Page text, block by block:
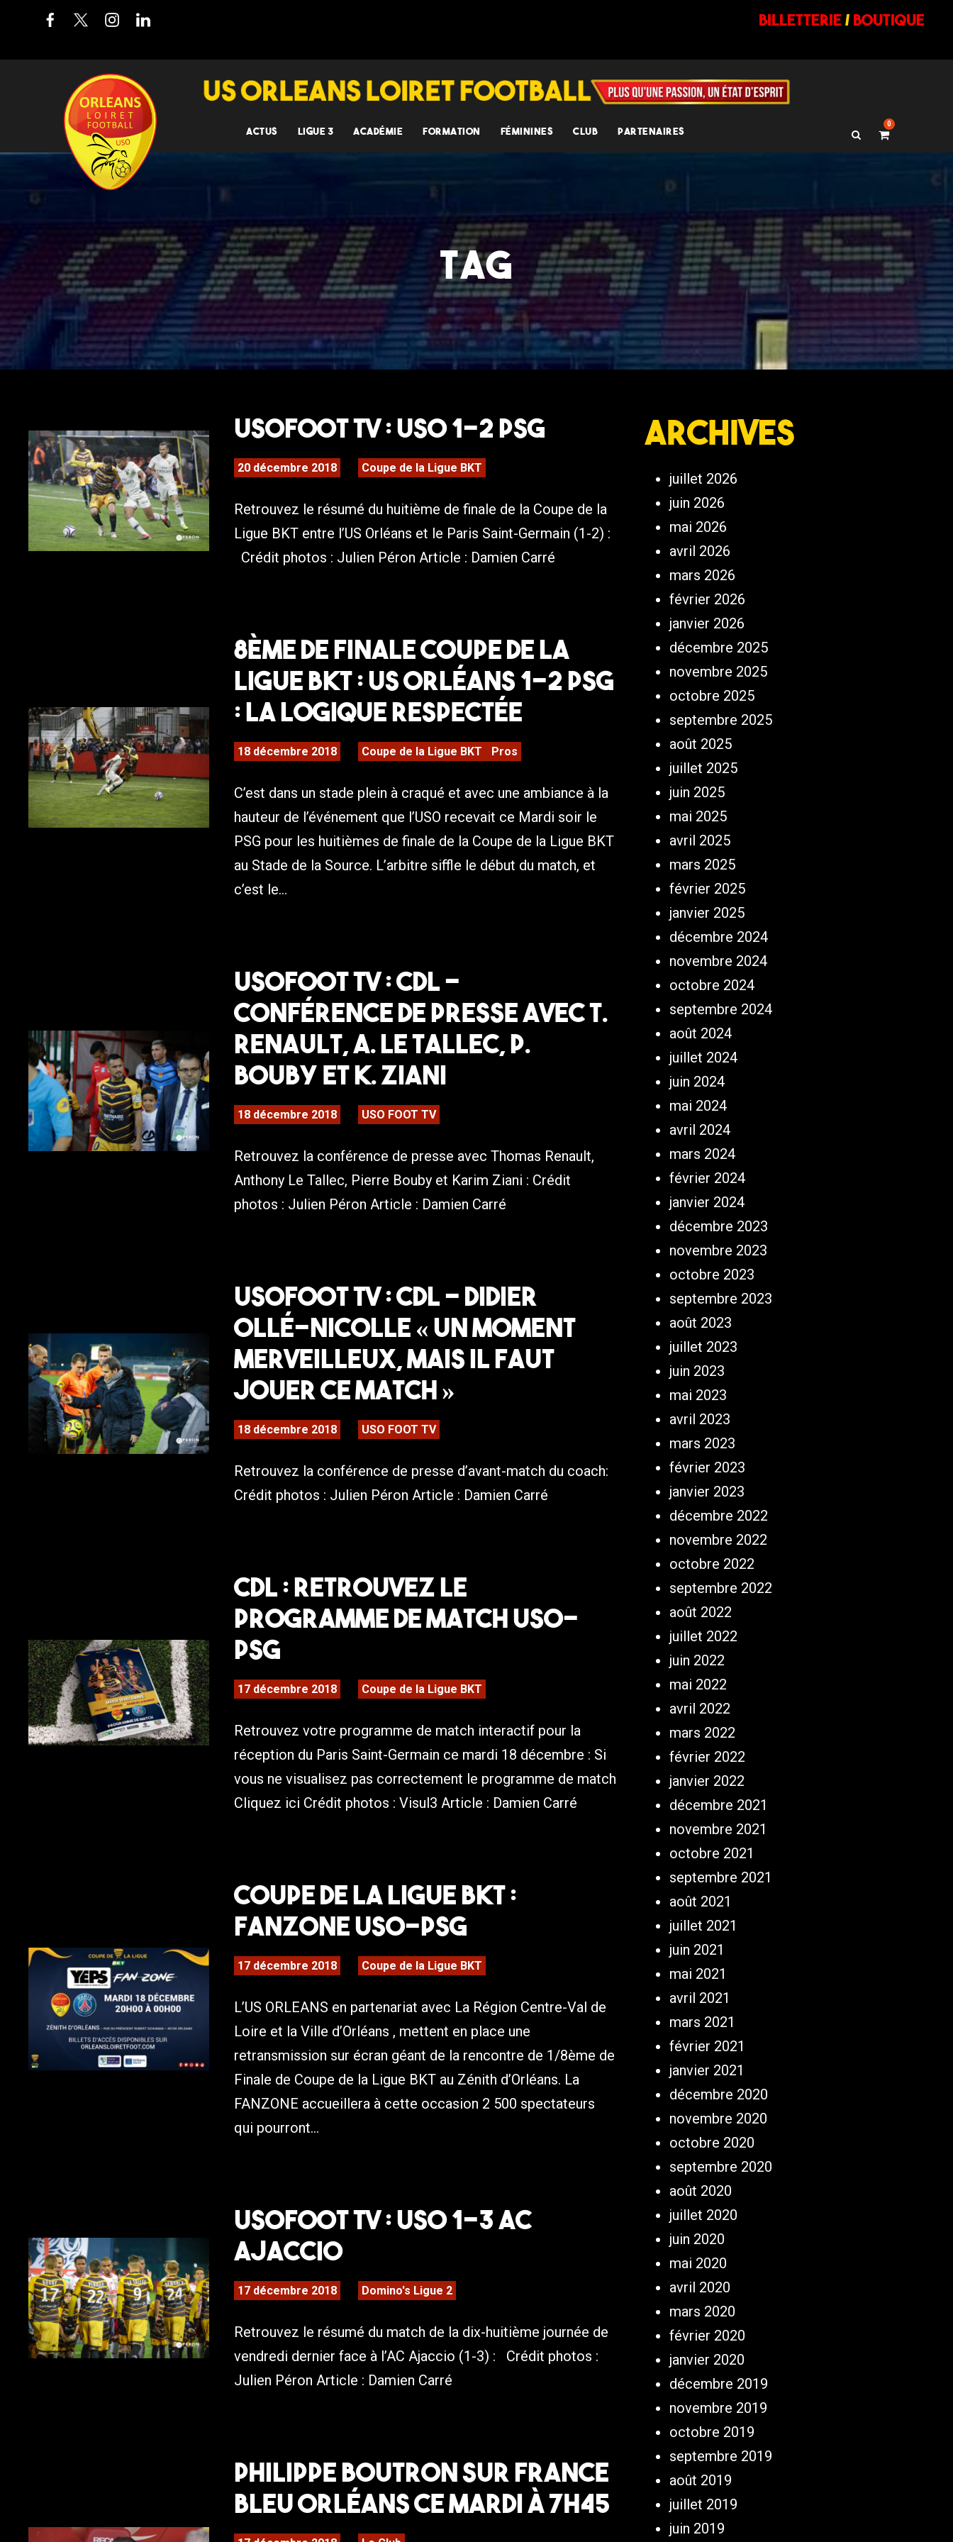
billetterie/ BOUTIQUE
ACTUS LIGUE 3 ACADÉMIE FORMATION FÉMININES CLUB PARTENAIRES
0
TAG
USOFOOT TV : USO 1-2 PSG
20 décembre 2018 Coupe de la Ligue BKT
Retrouvez le résumé du huitième de finale de la Coupe de la
Ligue BKT entre l’US Orléans et le Paris Saint-Germain (1-2) :
Crédit photos : Julien Péron Article : Damien Carré
8ème de finale Coupe de la
Ligue BKT : US Orléans 1-2 PSG
: La logique respectée
18 décembre 2018 Coupe de la Ligue BKT Pros
C’est dans un stade plein à craqué et avec une ambiance à la
hauteur de l’événement que l’USO recevait ce Mardi soir le
PSG pour les huitièmes de finale de la Coupe de la Ligue BKT
au Stade de la Source. L’arbitre siffle le début du match, et
c’est le...
USOFOOT TV : CDL –
Conférence de presse avec T.
Renault, A. Le Tallec, P.
Bouby et K. Ziani
18 décembre 2018 USO FOOT TV
Retrouvez la conférence de presse avec Thomas Renault,
Anthony Le Tallec, Pierre Bouby et Karim Ziani : Crédit
photos : Julien Péron Article : Damien Carré
USOFOOT TV : CDL – Didier
Ollé-Nicolle « Un moment
merveilleux, mais il faut
jouer ce match »
18 décembre 2018 USO FOOT TV
Retrouvez la conférence de presse d’avant-match du coach:
Crédit photos : Julien Péron Article : Damien Carré
CDL : Retrouvez le
programme de match USO-
PSG
17 décembre 2018 Coupe de la Ligue BKT
Retrouvez votre programme de match interactif pour la
réception du Paris Saint-Germain ce mardi 18 décembre : Si
vous ne visualisez pas correctement le programme de match
Cliquez ici Crédit photos : Visul3 Article : Damien Carré
Coupe de la Ligue BKT :
FANZONE USO-PSG
17 décembre 2018 Coupe de la Ligue BKT
L’US ORLEANS en partenariat avec La Région Centre-Val de
Loire et la Ville d’Orléans , mettent en place une
retransmission sur écran géant de la rencontre de 1/8ème de
Finale de Coupe de la Ligue BKT au Zénith d’Orléans. La
FANZONE accueillera à cette occasion 2 500 spectateurs
qui pourront...
USOFOOT TV : USO 1-3 AC
Ajaccio
17 décembre 2018 Domino's Ligue 2
Retrouvez le résumé du match de la dix-huitième journée de
vendredi dernier face à l’AC Ajaccio (1-3) : Crédit photos :
Julien Péron Article : Damien Carré
Philippe Boutron sur France
Bleu Orléans ce mardi à 7h45
Archives
juillet 2026
juin 2026
mai 2026
avril 2026
mars 2026
février 2026
janvier 2026
décembre 2025
novembre 2025
octobre 2025
septembre 2025
août 2025
juillet 2025
juin 2025
mai 2025
avril 2025
mars 2025
février 2025
janvier 2025
décembre 2024
novembre 2024
octobre 2024
septembre 2024
août 2024
juillet 2024
juin 2024
mai 2024
avril 2024
mars 2024
février 2024
janvier 2024
décembre 2023
novembre 2023
octobre 2023
septembre 2023
août 2023
juillet 2023
juin 2023
mai 2023
avril 2023
mars 2023
février 2023
janvier 2023
décembre 2022
novembre 2022
octobre 2022
septembre 2022
août 2022
juillet 2022
juin 2022
mai 2022
avril 2022
mars 2022
février 2022
janvier 2022
décembre 2021
novembre 2021
octobre 2021
septembre 2021
août 2021
juillet 2021
juin 2021
mai 2021
avril 2021
mars 2021
février 2021
janvier 2021
décembre 2020
novembre 2020
octobre 2020
septembre 2020
août 2020
juillet 2020
juin 2020
mai 2020
avril 2020
mars 2020
février 2020
janvier 2020
décembre 2019
novembre 2019
octobre 2019
septembre 2019
août 2019
juillet 2019
juin 2019